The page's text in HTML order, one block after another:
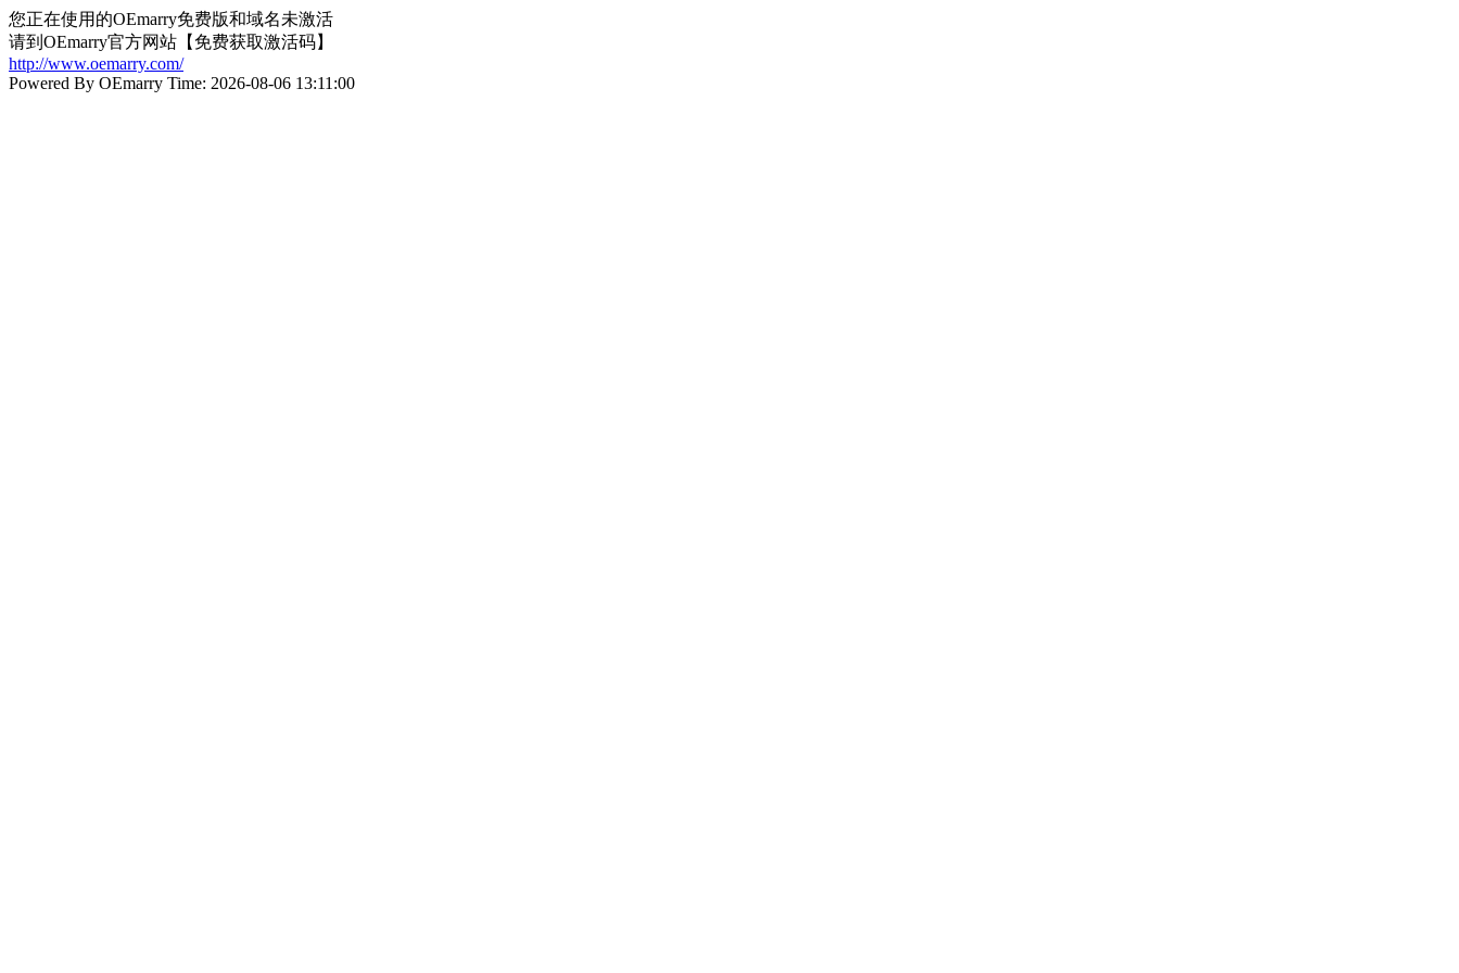
您正在使用的OEmarry免费版和域名未激活
请到OEmarry官方网站【免费获取激活码】
http://www.oemarry.com/
Powered By OEmarry Time: 2026-08-06 13:11:00